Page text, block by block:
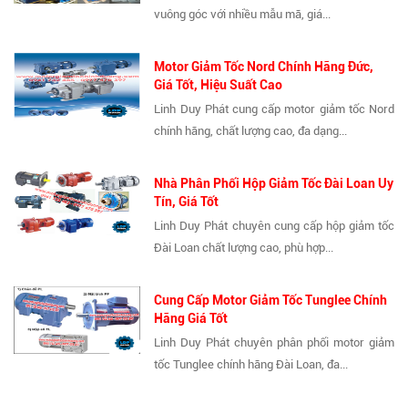
vuông góc với nhiều mẫu mã, giá...
Motor Giảm Tốc Nord Chính Hãng Đức,
Giá Tốt, Hiệu Suất Cao
Linh Duy Phát cung cấp motor giảm tốc Nord
chính hãng, chất lượng cao, đa dạng...
Nhà Phân Phối Hộp Giảm Tốc Đài Loan Uy
Tín, Giá Tốt
Linh Duy Phát chuyên cung cấp hộp giảm tốc
Đài Loan chất lượng cao, phù hợp...
Cung Cấp Motor Giảm Tốc Tunglee Chính
Hãng Giá Tốt
Linh Duy Phát chuyên phân phối motor giảm
tốc Tunglee chính hãng Đài Loan, đa...